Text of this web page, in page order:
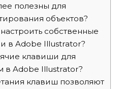
полезны для
объектов?
собственные
в Adobe Illustrator?
клавиши для
в Adobe Illustrator?
клавиш позволяют